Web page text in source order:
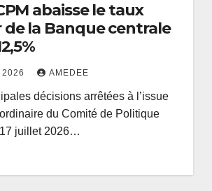
abaisse le taux
la Banque centrale
AMEDEE
décisions arrêtées à l’issue
du Comité de Politique
juillet 2026…
OPINIONS
: un statut
et non
simple étape de
vie